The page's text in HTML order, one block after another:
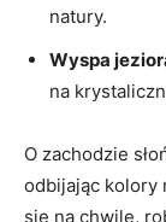
natury.
Wyspa
na
O zachodzie
‌odbijając kolory
się na chwilę,